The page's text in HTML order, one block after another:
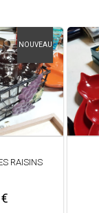
NOUVEAU
RAISINS